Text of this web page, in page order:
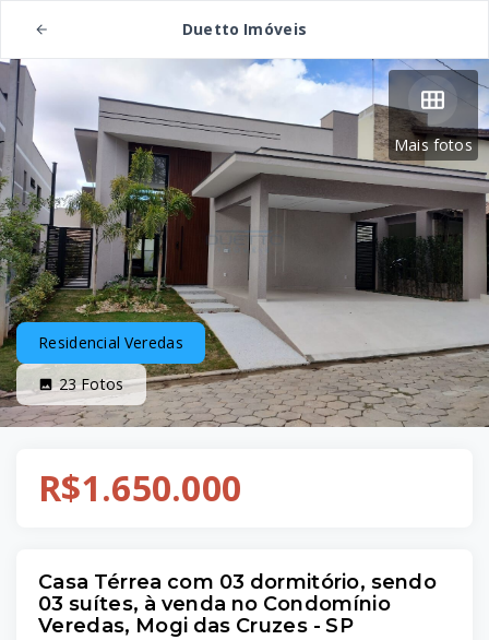
Duetto Imóveis
Mais fotos
Residencial Veredas
23Fotos
R$1.650.000
Casa Térrea com 03 dormitório, sendo
03 suítes, à venda no Condomínio
Veredas, Mogi das Cruzes - SP